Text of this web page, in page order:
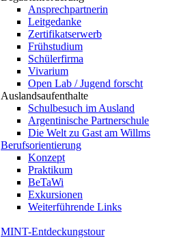
Ansprechpartnerin
Leitgedanke
Zertifikatserwerb
Frühstudium
Schülerfirma
Vivarium
Open Lab / Jugend forscht
Auslandsaufenthalte
Schulbesuch im Ausland
Argentinische Partnerschule
Die Welt zu Gast am Willms
Berufsorientierung
Konzept
Praktikum
BeTaWi
Exkursionen
Weiterführende Links
MINT-Entdeckungstour